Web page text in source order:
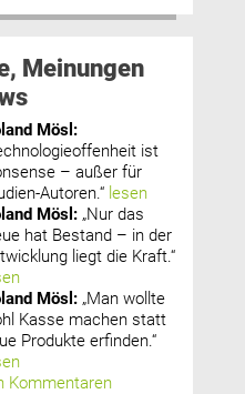
Meinungen
Mösl :
ist
– außer für
Autoren.“ lesen
Mösl : „Nur das
hat Bestand – in der
liegt die Kraft.“
Mösl : „Man wollte
Kasse machen statt
Produkte erfinden.“
Kommentaren